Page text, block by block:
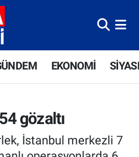
EKONOMİ
gözaltı
İstanbul merkezli 7
ve Fikstür